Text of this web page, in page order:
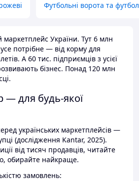
Футбольні ворота та
України. Тут 6 млн
потрібне — від корму для
А 60 тис. підприємців з усієї
бізнес. Понад 120 млн
— для будь-якої
українських маркетплейсів —
(дослідження Kantar, 2025).
від тисяч продавців, читайте
обирайте найкраще.
замовлень: